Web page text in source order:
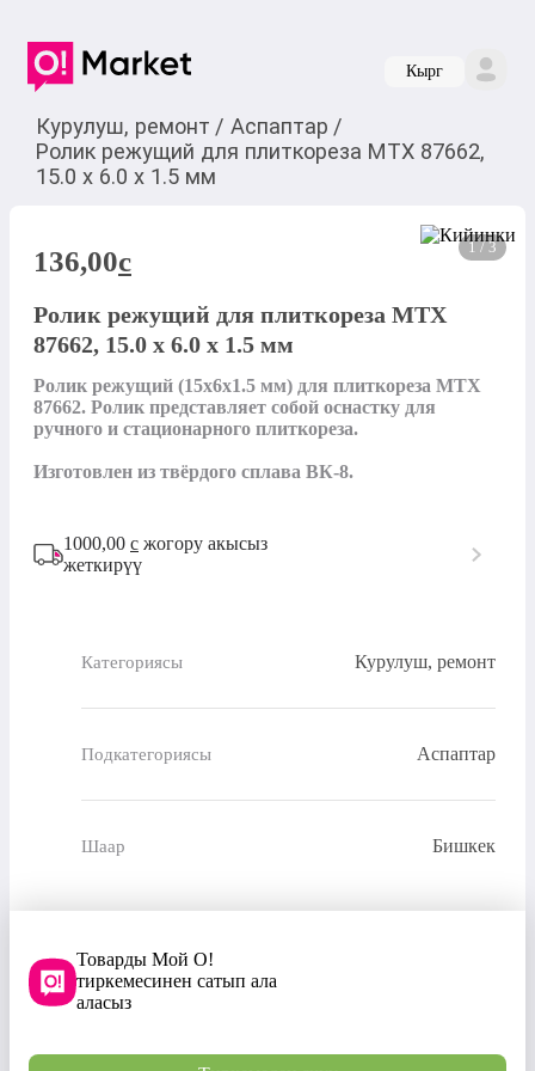
Кырг
Курулуш, ремонт / Аспаптар /
Ролик режущий для плиткореза MTX 87662,
15.0 х 6.0 х 1.5 мм
1 / 3
136,00c
Ролик режущий для плиткореза MTX
87662, 15.0 х 6.0 х 1.5 мм
Ролик режущий (15х6х1.5 мм) для плиткореза MTX
87662. Ролик представляет собой оснастку для
ручного и стационарного плиткореза.
Изготовлен из твёрдого сплава ВК-8.
1000,00 с жогору акысыз
жеткирүү
Категориясы Курулуш, ремонт
Подкатегориясы Аспаптар
Шаар Бишкек
Товарды Мой О!
тиркемесинен сатып ала
аласыз